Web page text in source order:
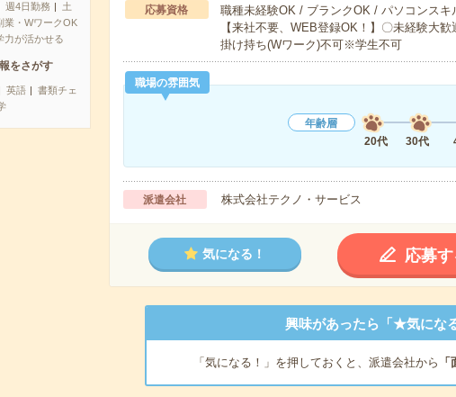
週4日勤務
土
業・WワークOK
力が活かせる
をさがす
英語
書類チェ
応募資格
職種未経験OK / ブランクOK / パソコンスキ
【来社不要、WEB登録OK！】〇未経験
掛け持ち(Wワーク)不可※学生不可
職場の雰囲気
年齢層
20代
30代
派遣会社 株式会社テクノ・サービス
気になる！ 応募す
興味があったら「★気にな
「気になる！」を押しておくと、派遣会社から